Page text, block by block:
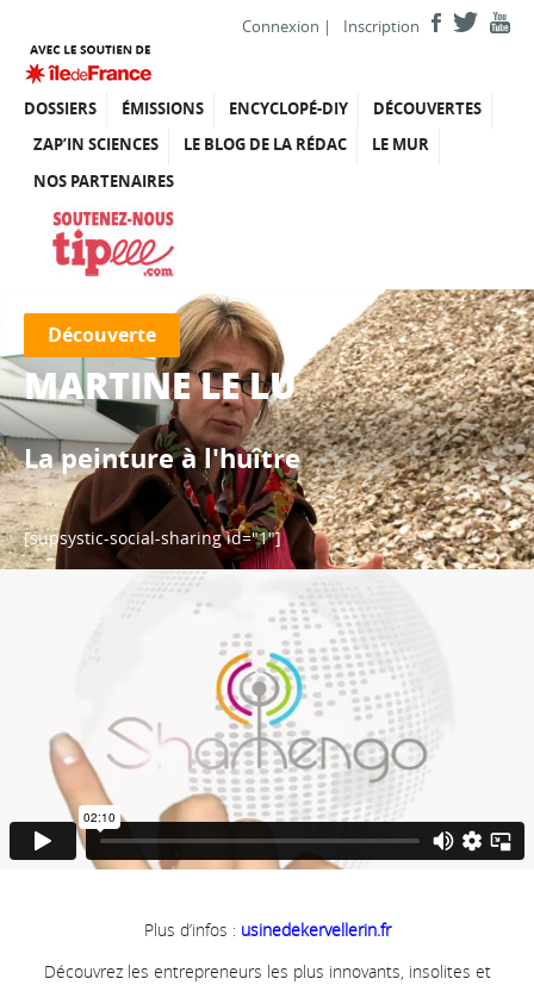
Connexion | Inscription
DOSSIERS ÉMISSIONS ENCYCLOPÉ-DIY
DÉCOUVERTES
ZAP’IN SCIENCES
LE BLOG DE LA RÉDAC
LE MUR
NOS PARTENAIRES
Découverte
MARTINE LE LU
La peinture à l'huître
[supsystic-social-sharing id="1"]
Plus d’infos : usinedekervellerin.fr
Découvrez les entrepreneurs les plus innovants, insolites et